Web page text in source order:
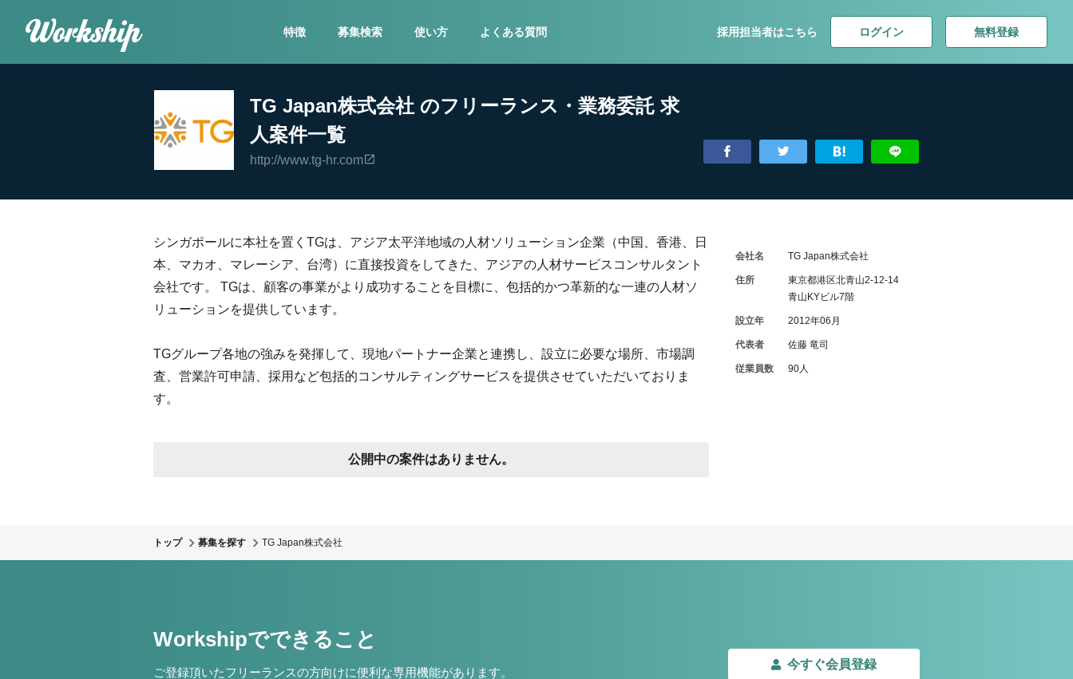
特徴 募集検索 使い方 よくある質問 採用担当者はこちら ログイン 無料登録
TG Japan株式会社 のフリーランス・業務委託 求
人案件一覧
http://www.tg-hr.com
シンガポールに本社を置くTGは、アジア太平洋地域の人材ソリューション企業（中国、香港、日
本、マカオ、マレーシア、台湾）に直接投資をしてきた、アジアの人材サービスコンサルタント
会社です。 TGは、顧客の事業がより成功することを目標に、包括的かつ革新的な一連の人材ソ
リューションを提供しています。
TGグループ各地の強みを発揮して、現地パートナー企業と連携し、設立に必要な場所、市場調
査、営業許可申請、採用など包括的コンサルティングサービスを提供させていただいておりま
す。
公開中の案件はありません。
会社名 TG Japan株式会社
住所
東京都港区北青山2-12-14
青山KYビル7階
設立年 2012年06月
代表者 佐藤 竜司
従業員数 90人
トップ 募集を探す TG Japan株式会社
Workshipでできること
ご登録頂いたフリーランスの方向けに便利な専用機能があります。
今すぐ会員登録